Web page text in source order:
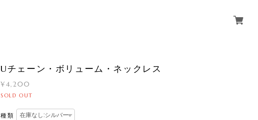
Uチェーン・ボリューム・ネックレス
¥4,200
SOLD OUT
種類